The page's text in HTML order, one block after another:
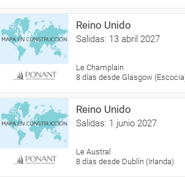
Reino Unido
Salidas: 13 abril 2027
Le Champlain
8 días desde Glasgow
Reino Unido
Salidas: 1 junio 2027
Le Austral
8 días desde Dublín (Irlanda)